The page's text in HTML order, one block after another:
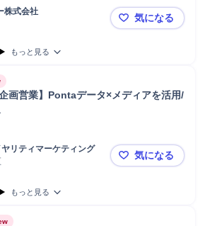
業
株式会社
パナソニッ
気になる
もっと見る
画営業】Pontaデータ×メディアを活用/
リティマーケティング
【マーケテ
気になる
もっと見る